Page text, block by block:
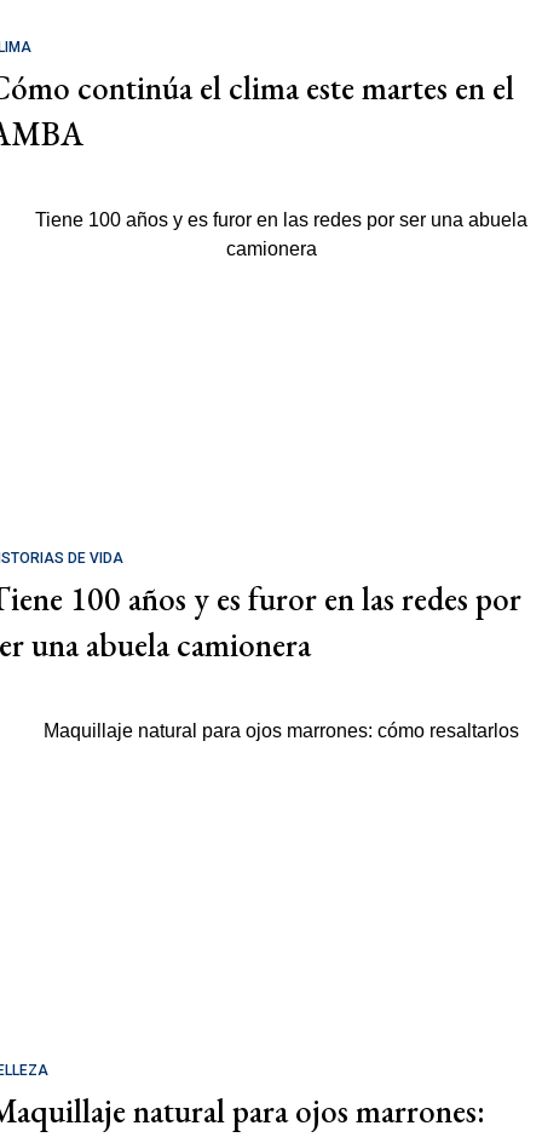
continúa el clima este martes en el
DE VIDA
100 años y es furor en las redes por
una abuela camionera
natural para ojos marrones: